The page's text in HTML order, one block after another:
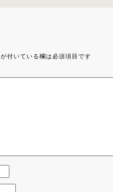
が付いている欄は必須項目です